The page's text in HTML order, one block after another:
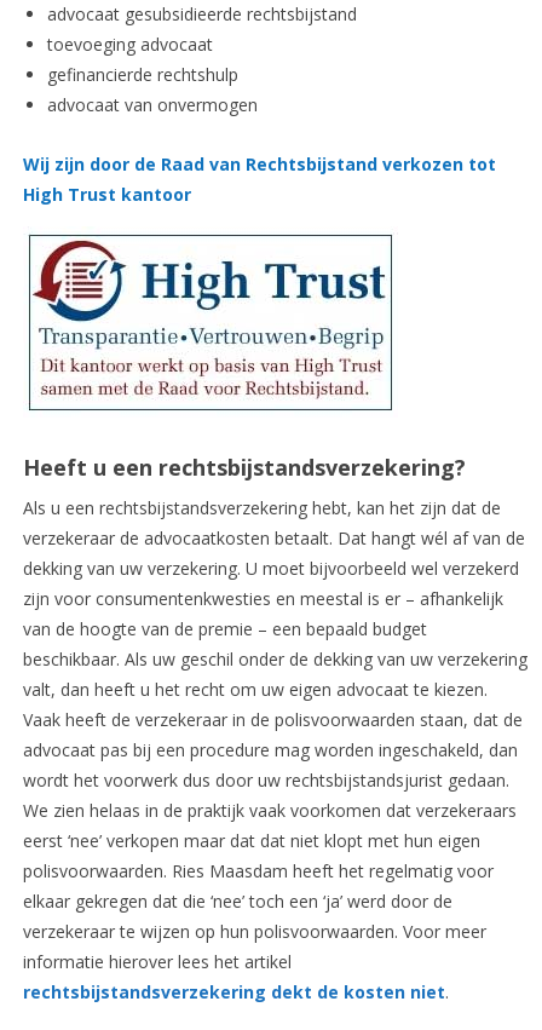
advocaat gesubsidieerde rechtsbijstand
toevoeging advocaat
gefinancierde rechtshulp
advocaat van onvermogen
Wij zijn door de Raad van Rechtsbijstand verkozen tot
High Trust kantoor
Heeft u een rechtsbijstandsverzekering?
Als u een rechtsbijstandsverzekering hebt, kan het zijn dat de
verzekeraar de advocaatkosten betaalt. Dat hangt wél af van de
dekking van uw verzekering. U moet bijvoorbeeld wel verzekerd
zijn voor consumentenkwesties en meestal is er – afhankelijk
van de hoogte van de premie – een bepaald budget
beschikbaar. Als uw geschil onder de dekking van uw verzekering
valt, dan heeft u het recht om uw eigen advocaat te kiezen.
Vaak heeft de verzekeraar in de polisvoorwaarden staan, dat de
advocaat pas bij een procedure mag worden ingeschakeld, dan
wordt het voorwerk dus door uw rechtsbijstandsjurist gedaan.
We zien helaas in de praktijk vaak voorkomen dat verzekeraars
eerst ‘nee’ verkopen maar dat dat niet klopt met hun eigen
polisvoorwaarden. Ries Maasdam heeft het regelmatig voor
elkaar gekregen dat die ‘nee’ toch een ‘ja’ werd door de
verzekeraar te wijzen op hun polisvoorwaarden. Voor meer
informatie hierover lees het artikel
rechtsbijstandsverzekering dekt de kosten niet.